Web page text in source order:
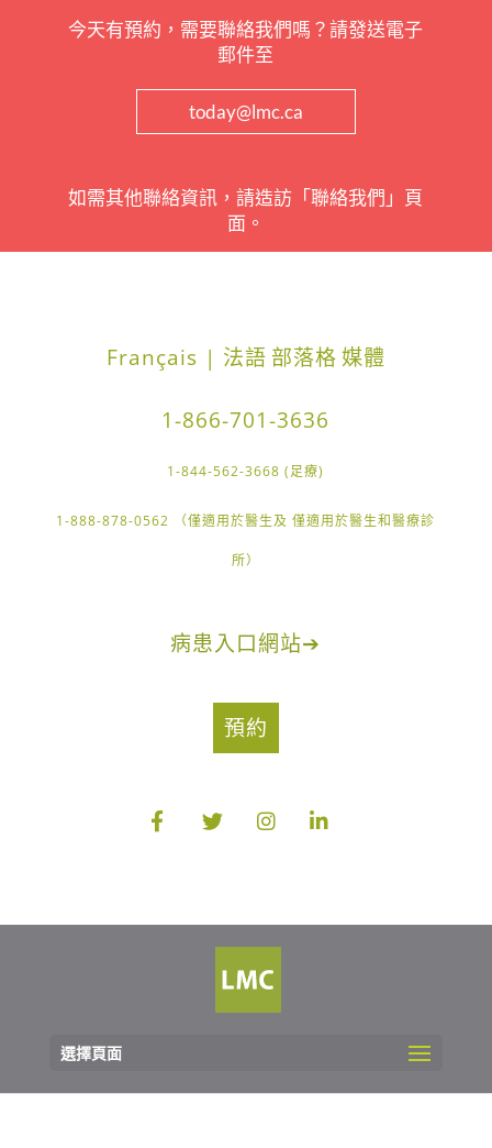
今天有預約，需要聯絡我們嗎？請發送電子
郵件至
today@lmc.ca
如需其他聯絡資訊，請造訪「聯絡我們」頁
面。
Français | 法語 部落格媒體
1-866-701-3636
1-844-562-3668 (足療)
1-888-878-0562 （僅適用於醫生及 僅適用於醫生和醫療診
所）
病患入口網站➔
預約
選擇頁面